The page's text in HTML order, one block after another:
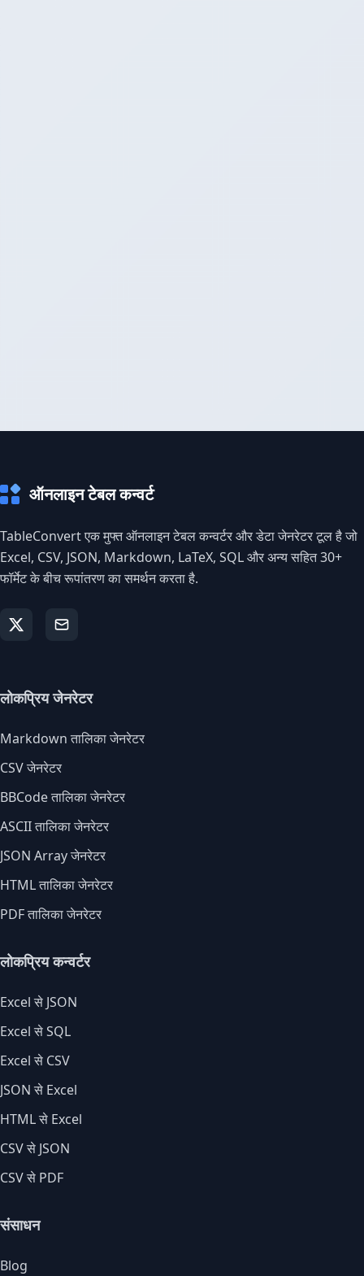
ऑनलाइन टेबल कन्वर्ट
TableConvert एक मुफ्त ऑनलाइन टेबल कन्वर्टर और डेटा जेनरेटर टूल है जो
Excel, CSV, JSON, Markdown, LaTeX, SQL और अन्य सहित 30+
फॉर्मेट के बीच रूपांतरण का समर्थन करता है.
लोकप्रिय जेनरेटर
Markdown तालिका जेनरेटर
CSV जेनरेटर
BBCode तालिका जेनरेटर
ASCII तालिका जेनरेटर
JSON Array जेनरेटर
HTML तालिका जेनरेटर
PDF तालिका जेनरेटर
लोकप्रिय कन्वर्टर
Excel से JSON
Excel से SQL
Excel से CSV
JSON से Excel
HTML से Excel
CSV से JSON
CSV से PDF
संसाधन
Blog